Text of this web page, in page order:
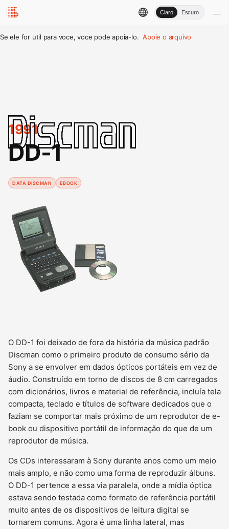
Claro Escuro
Se ele for util para voce, voce pode apoia-lo. Apoie o arquivo
1991
DD-1
DATA DISCMAN EBOOK
O DD-1 foi deixado de fora da história da música padrão
Discman como o primeiro produto de consumo sério da
Sony a se envolver em dados ópticos portáteis em vez de
áudio. Construído em torno de discos de 8 cm carregados
com dicionários, livros e material de referência, incluía tela
compacta, teclado e títulos de software dedicados que o
faziam se comportar mais próximo de um reprodutor de e-
book ou dispositivo portátil de informação do que de um
reprodutor de música.
Os CDs interessaram à Sony durante anos como um meio
mais amplo, e não como uma forma de reproduzir álbuns.
O DD-1 pertence a essa via paralela, onde a mídia óptica
estava sendo testada como formato de referência portátil
muito antes de os dispositivos de leitura digital se
tornarem comuns. Agora é uma linha lateral, mas